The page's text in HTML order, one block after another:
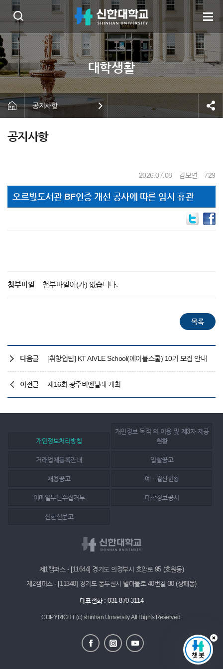
공지사항
공지사항
2026.07.08 김보연 729
오르빛도서관 BF인증 개선 공사에 따른 임시 휴관
첨부파일 첨부파일이(가) 없습니다.
다음글 [취창업팀] KT AIVLE School(에이블스쿨) 10기 모집 안내
이전글 제16회 광주비엔날레 개최
개인정보처리방침
개인정보 목적 외 이용 및 제3자 제공
현황
거래업체등록안내 입찰공고
채용공고 예ㆍ결산현황
이메일무단수집거부 대학정보공시
신한신문고
제1캠퍼스 - [11644] 경기도 의정부시 호암로 95 (호원동)
제2캠퍼스 - [11340] 경기도 동두천시 벌마들로 40번길 30 (상패동)
대표전화 : 031-870-3114
COPYRIGHT (c) shinhan University.All Rights Reserved.